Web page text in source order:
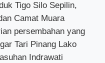
Tigo Silo Sepilin,
Camat Muara
persembahan yang
Tari Pinang Lako
Indrawati